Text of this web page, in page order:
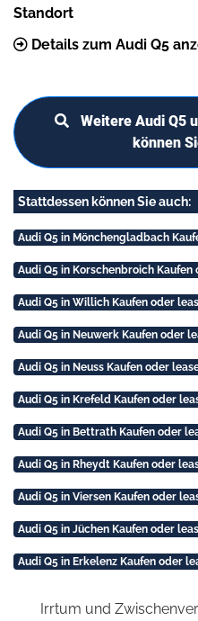
Standort
Details zum Audi Q5
Weitere Audi Q5
können
Stattdessen können Sie auch:
Audi Q5 in Mönchengladbach
Audi Q5 in Korschenbroich Kaufen
Audi Q5 in Willich Kaufen oder
Audi Q5 in Neuwerk Kaufen oder
Audi Q5 in Neuss Kaufen oder
Audi Q5 in Krefeld Kaufen oder
Audi Q5 in Bettrath Kaufen oder
Audi Q5 in Rheydt Kaufen oder
Audi Q5 in Viersen Kaufen oder
Audi Q5 in Jüchen Kaufen oder
Audi Q5 in Erkelenz Kaufen oder
Irrtum und